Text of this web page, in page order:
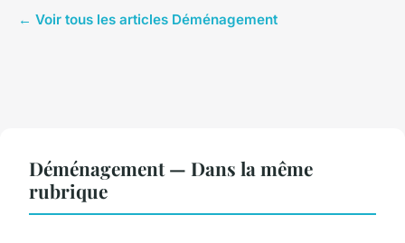
← Voir tous les articles Déménagement
Déménagement — Dans la même
rubrique